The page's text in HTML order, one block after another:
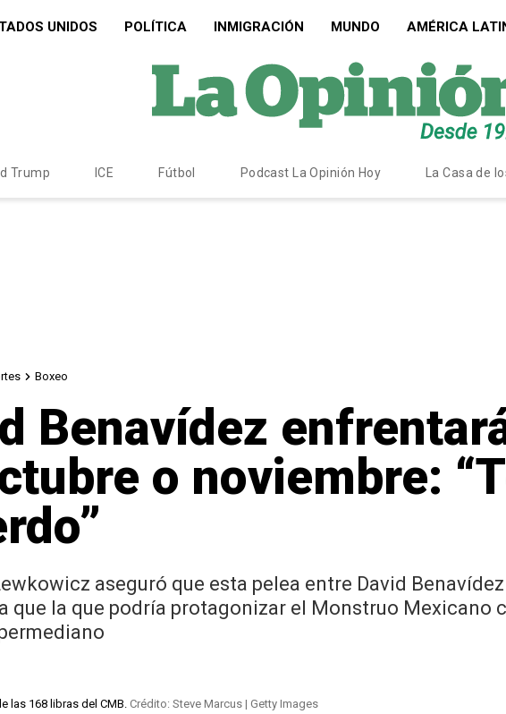
UNIDOS POLÍTICA INMIGRACIÓN MUNDO AMÉRICA
Trump ICE Fútbol Podcast La Opinión Hoy La Casa de
Boxeo
Benavídez
o noviembre:
aseguró que esta pelea entre David
que la que podría protagonizar el Monstruo Mexicano
las 168 libras del CMB. Crédito: Steve Marcus | Getty Images